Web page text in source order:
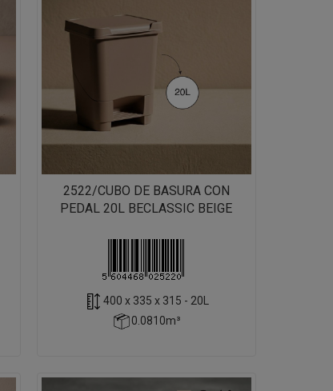
2522/CUBO DE BASURA CON
PEDAL 20L BECLASSIC BEIGE
400 x 335 x 315 - 20L
0.0810m³